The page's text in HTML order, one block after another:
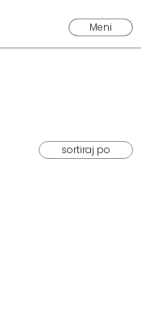
Meni